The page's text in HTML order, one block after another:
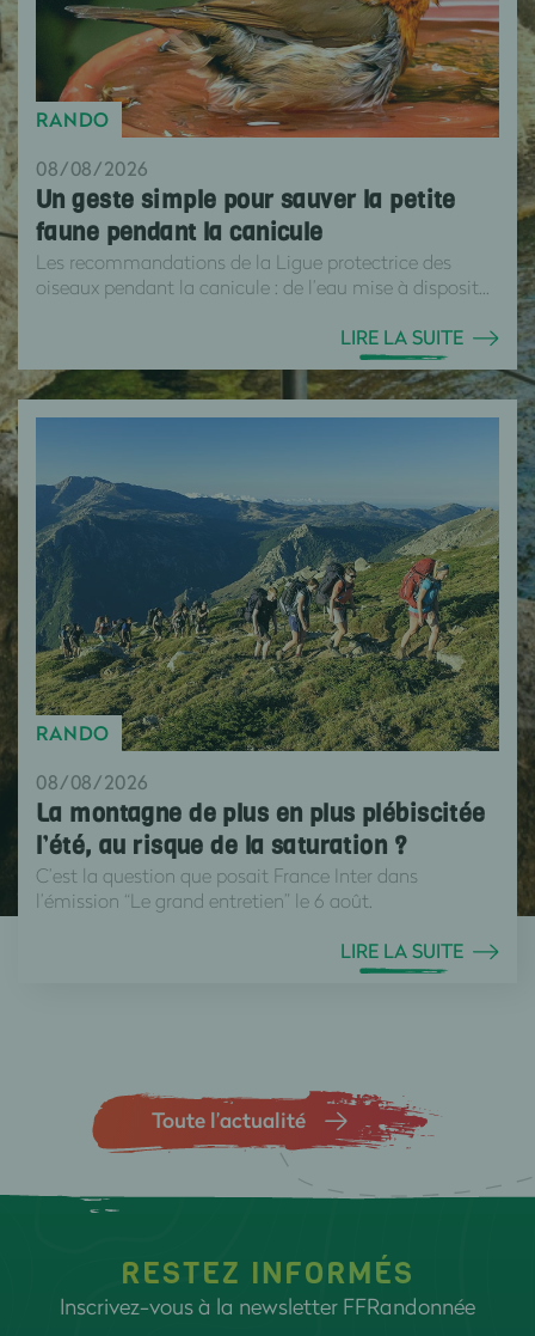
RANDO
08/08/2026
Un geste simple pour sauver la petite
faune pendant la canicule
Les recommandations de la Ligue protectrice des
oiseaux pendant la canicule : de l’eau mise à disposit...
LIRE LA SUITE
RANDO
08/08/2026
La montagne de plus en plus plébiscitée
l’été, au risque de la saturation ?
C’est la question que posait France Inter dans
l’émission “Le grand entretien” le 6 août.
LIRE LA SUITE
Toute l’actualité
RESTEZ INFORMÉS
Inscrivez-vous à la newsletter FFRandonnée